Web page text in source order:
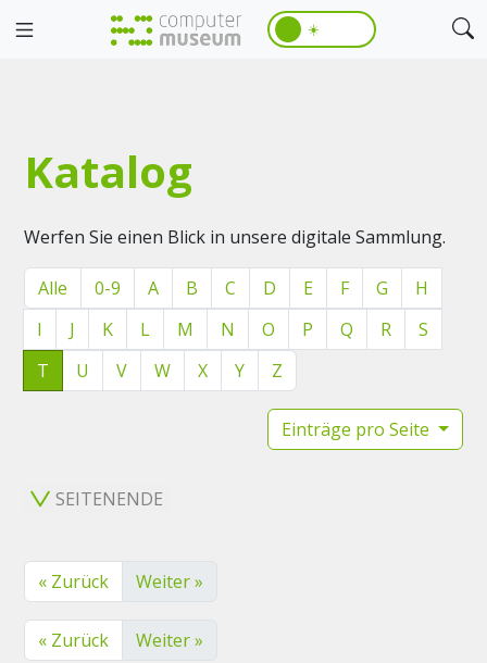
☀️
Katalog
Werfen Sie einen Blick in unsere digitale Sammlung.
Alle 0-9 A B C D E F G
H
I
J K L M N O P Q R
S
T
U V W X Y Z
Einträge pro Seite
SEITENENDE
« Zurück Weiter »
« Zurück Weiter »